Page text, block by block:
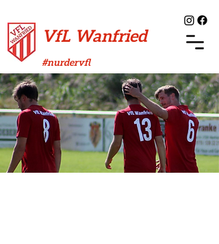
VfL Wanfried
#nurdervfl